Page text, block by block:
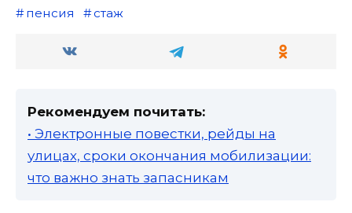
пенсия
стаж
Рекомендуем почитать:
• Электронные повестки, рейды на
улицах, сроки окончания мобилизации:
что важно знать запасникам